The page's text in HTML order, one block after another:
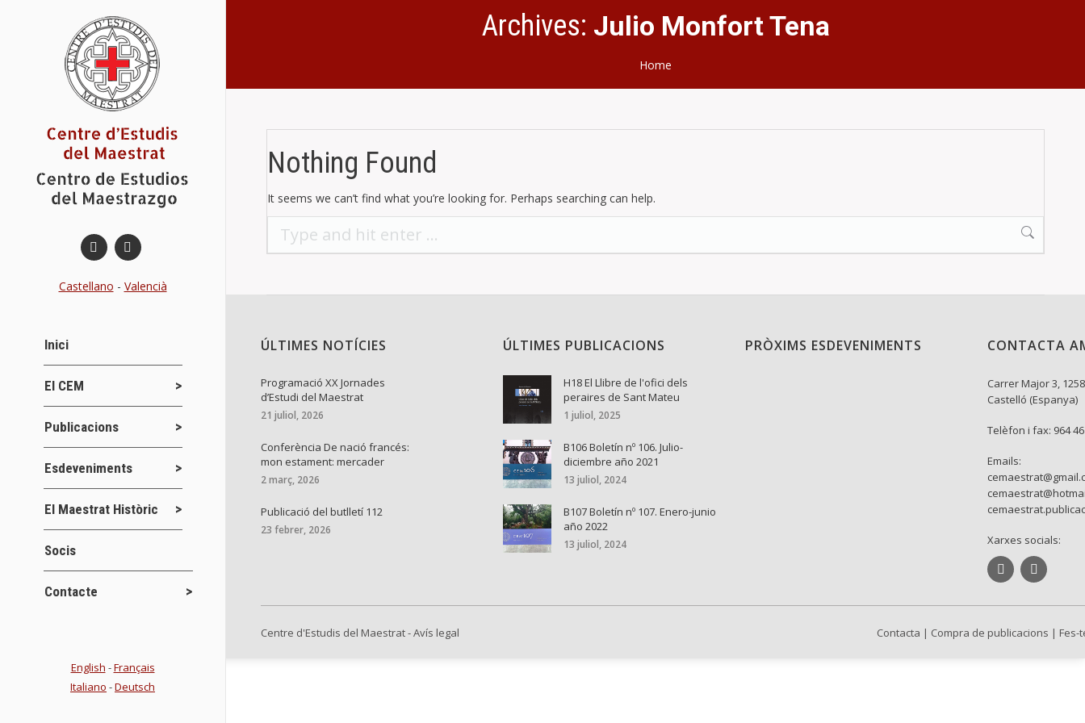
Castellano - Valencià
Inici
El CEM
Publicacions
Esdeveniments
El Maestrat Històric
Socis
Contacte
English -Français
Italiano -Deutsch
Archives: Julio Monfort Tena
Home
Nothing Found
It seems we can’t find what you’re looking for. Perhaps searching can help.
Search:
ÚLTIMES NOTÍCIES
Programació XX Jornades
d’Estudi del Maestrat
21 juliol, 2026
Conferència De nació francés:
mon estament: mercader
2 març, 2026
Publicació del butlletí 112
23 febrer, 2026
ÚLTIMES PUBLICACIONS
H18 El Llibre de l'ofici dels
peraires de Sant Mateu
1 juliol, 2025
B106 Boletín nº 106. Julio-
diciembre año 2021
13 juliol, 2024
B107 Boletín nº 107. Enero-junio
año 2022
13 juliol, 2024
PRÒXIMS ESDEVENIMENTS CONTACTA
Carrer Major 3,
Castelló (Espanya)
Telèfon i fax: 964
Emails:
Xarxes socials:
Centre d'Estudis del Maestrat-Avís legal Contacta | Compra de publicacions | Fes-